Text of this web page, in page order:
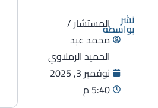
نشر
بواسطةالمستشار /
محمد عبد
الحميد الرملاوي
نوفمبر 3, 2025
5:40 م